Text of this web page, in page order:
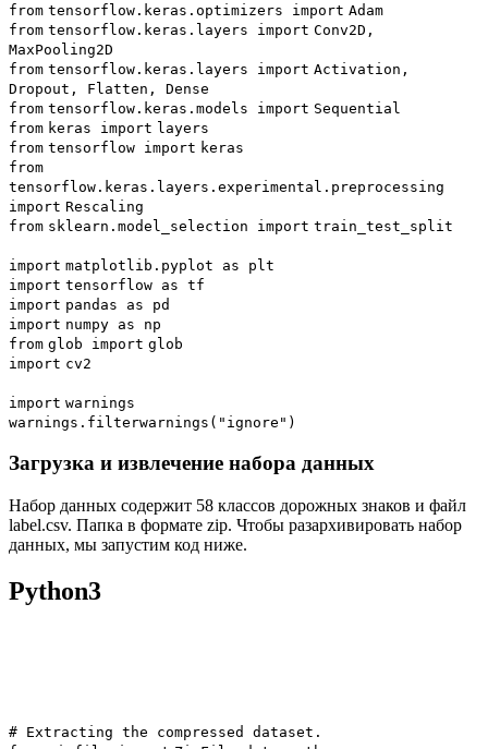
from tensorflow.keras.optimizers import Adam
from tensorflow.keras.layers import Conv2D,
MaxPooling2D
from tensorflow.keras.layers import Activation,
Dropout, Flatten, Dense
from tensorflow.keras.models import Sequential
from keras import layers
from tensorflow import keras
from
tensorflow.keras.layers.experimental.preprocessing
import Rescaling
from sklearn.model_selection import train_test_split
import matplotlib.pyplot as plt
import tensorflow as tf
import pandas as pd
import numpy as np
from glob import glob
import cv2
import warnings
warnings.filterwarnings( "ignore" )
Загрузка и извлечение набора данных
Набор данных содержит 58 классов дорожных знаков и файл
label.csv. Папка в формате zip. Чтобы разархивировать набор
данных, мы запустим код ниже.
Python3
# Extracting the compressed dataset.